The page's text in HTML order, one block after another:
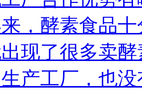
，酵素食品
现了很多卖
产工厂，也